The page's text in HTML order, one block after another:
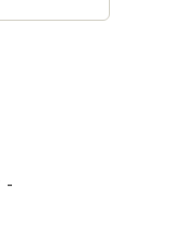
-